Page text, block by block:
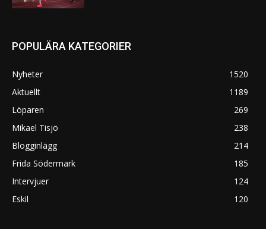
POPULÄRA KATEGORIER
Nyheter
1520
Aktuellt
1189
Löparen
269
Mikael Tisjö
238
Blogginlägg
214
Frida Södermark
185
Intervjuer
124
Eskil
120